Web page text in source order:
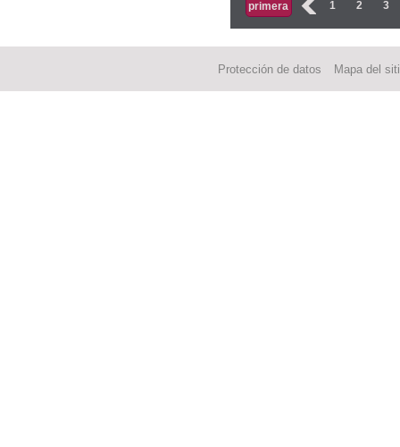
primera ‹ 1 2 3
Protección de datos Mapa del